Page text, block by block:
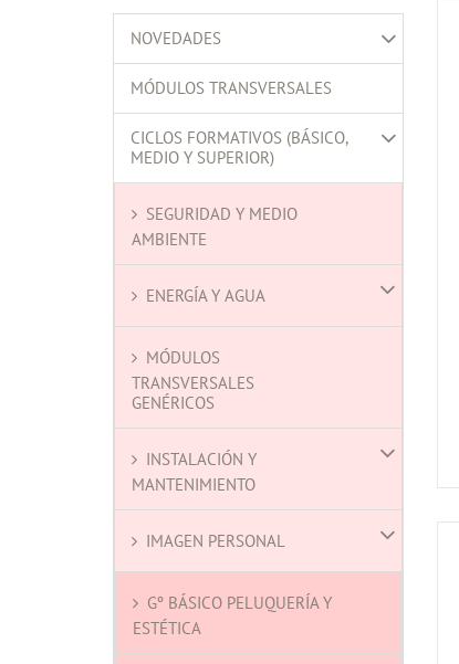
NOVEDADES
MÓDULOS TRANSVERSALES
CICLOS FORMATIVOS (BÁSICO,
MEDIO Y SUPERIOR)
SEGURIDAD Y MEDIO
AMBIENTE
ENERGÍA Y AGUA
MÓDULOS
TRANSVERSALES
GENÉRICOS
INSTALACIÓN Y
MANTENIMIENTO
IMAGEN PERSONAL
Gº BÁSICO PELUQUERÍA Y
ESTÉTICA